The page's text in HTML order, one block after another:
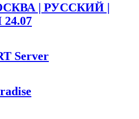
| РУССКИЙ |
Server